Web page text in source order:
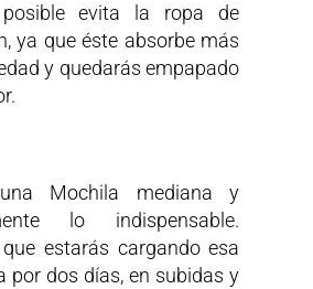
evita la ropa de
ya que éste absorbe más
y quedarás empapado
Mochila mediana y
lo indispensable.
que estarás cargando esa
por dos días, en subidas y